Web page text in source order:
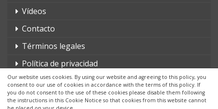
Our website uses cookies. By using our website and agreeing to this policy, you
consent to our use of cookies in accordance with the terms of this policy. If
you do not consent to the use of these cookies please disable them following
the instructions in this Cookie Notice so that cookies from this website cannot
Vídeos
Contacto
Términos legales
Política de privacidad